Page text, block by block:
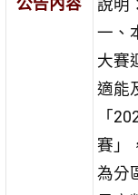
說明：
一、
大賽
適能
「
賽」
為分